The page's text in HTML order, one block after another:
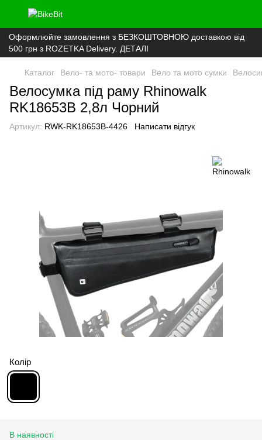
Оформлюйте замовлення з БЕЗКОШТОВНОЮ доставкою від
500 грн з ROZETKA Delivery. ДЕТАЛІ
Каталог Вело- та мото- товари Вело та мото сумки
Велосумка під раму Rhinowalk
RK18653B 2,8л Чорний
Артикул: RWK-RK18653B-4426 Написати відгук
Колір
В наявності